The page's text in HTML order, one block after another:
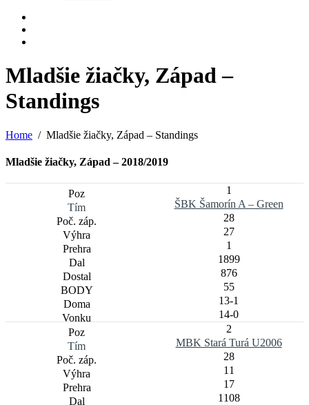
Mladšie žiačky, Západ –
Standings
Home Mladšie žiačky, Západ – Standings
Mladšie žiačky, Západ – 2018/2019
1
ŠBK Šamorín A – Green
28
27
1
1899
876
55
13-1
14-0
2
MBK Stará Turá U2006
28
11
17
1108